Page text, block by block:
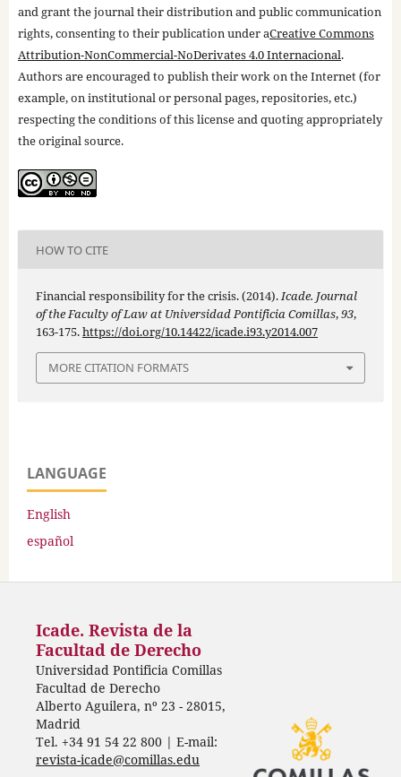
and grant the journal their distribution and public communication
rights, consenting to their publication under aCreative Commons
Attribution-NonCommercial-NoDerivates 4.0 Internacional.
Authors are encouraged to publish their work on the Internet (for
example, on institutional or personal pages, repositories, etc.)
respecting the conditions of this license and quoting appropriately
the original source.
HOW TO CITE
Financial responsibility for the crisis. (2014).Icade. Journal
of the Faculty of Law at Universidad Pontificia Comillas,93,
163-175.https://doi.org/10.14422/icade.i93.y2014.007
MORE CITATION FORMATS
LANGUAGE
English
español
Icade. Revista de la
Facultad de Derecho
Universidad Pontificia Comillas
Facultad de Derecho
Alberto Aguilera, nº 23 - 28015,
Madrid
Tel. +34 91 54 22 800 | E-mail:
revista-icade@comillas.edu